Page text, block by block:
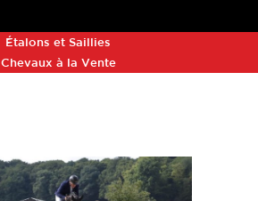
Étalons et Saillies
Chevaux à la Vente